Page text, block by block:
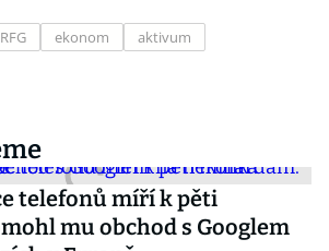
ekonom
aktivum
telefonů míří k pěti
mu obchod s Googlem